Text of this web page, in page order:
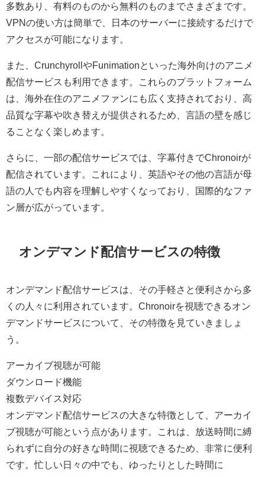
多数あり、有料のものから無料のものまでさまざまです。
VPNの使い方は簡単で、日本のサーバーに接続するだけで
アクセスが可能になります。
また、CrunchyrollやFunimationといった海外向けのアニメ
配信サービスも利用できます。これらのプラットフォーム
は、海外在住のアニメファンにも広く支持されており、高
品質な字幕や吹き替えが提供されるため、言語の壁を感じ
ることなく楽しめます。
さらに、一部の配信サービスでは、字幕付きでChronoirが
配信されています。これにより、英語やその他の言語が母
語の人でも内容を理解しやすくなっており、国際的なファ
ン層が広がっています。
オンデマンド配信サービスの特徴
オンデマンド配信サービスは、その手軽さと便利さから多
くの人々に利用されています。Chronoirを視聴できるオン
デマンドサービスについて、その特徴を見ていきましょ
う。
アーカイブ視聴が可能
ダウンロード機能
複数デバイス対応
オンデマンド配信サービスの大きな特徴として、アーカイ
ブ視聴が可能という点があります。これは、放送時間に縛
られずに自分の好きな時間に視聴できるため、非常に便利
です。忙しい日々の中でも、ゆったりとした時間に